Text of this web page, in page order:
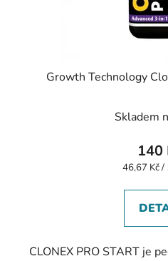
Growth Technology
Skladem
140
Měrná
46,67 Kč /
CLONEX PRO START je